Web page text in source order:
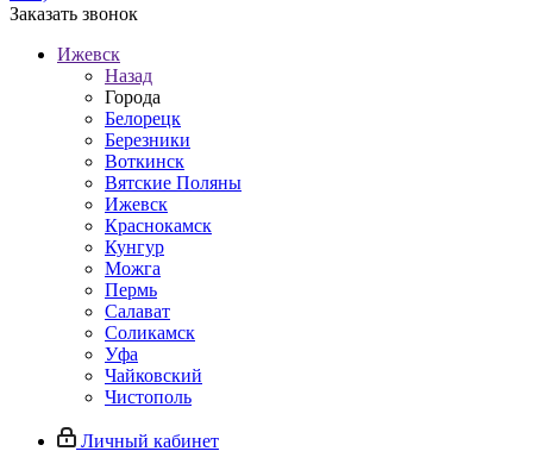
Заказать звонок
Ижевск
Назад
Города
Белорецк
Березники
Воткинск
Вятские Поляны
Ижевск
Краснокамск
Кунгур
Можга
Пермь
Салават
Соликамск
Уфа
Чайковский
Чистополь
Личный кабинет